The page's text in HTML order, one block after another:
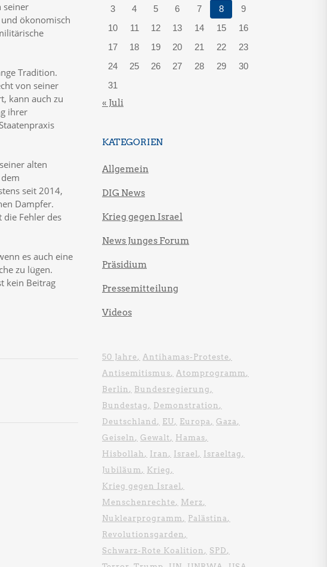
seiner
ökonomisch
Tradition.
von seiner
kann auch zu
ihrer
alten
seit 2014,
Dampfer.
die Fehler des
es auch eine
zu lügen.
kein Beitrag
3
4 5 6 7 8
9
10
11 12 13 14 15
16
17
18 19 20 21 22
23
24
25 26 27 28 29
30
31
« Juli
KATEGORIEN
Allgemein
DIG News
Krieg gegen Israel
News Junges Forum
Präsidium
Pressemitteilung
Videos
50 Jahre
Antihamas-Proteste
Antisemitismus
Atomprogramm
Berlin
Bundesregierung
Bundestag
Demonstration
Deutschland
EU Europa
Gaza
Geiseln
Gewalt
Hamas
Hisbollah
Iran Israel
Israeltag
Jubiläum
Krieg
Krieg gegen Israel
Menschenrechte
Merz
Nuklearprogramm
Palästina
Revolutionsgarden
Schwarz-Rote Koalition
SPD